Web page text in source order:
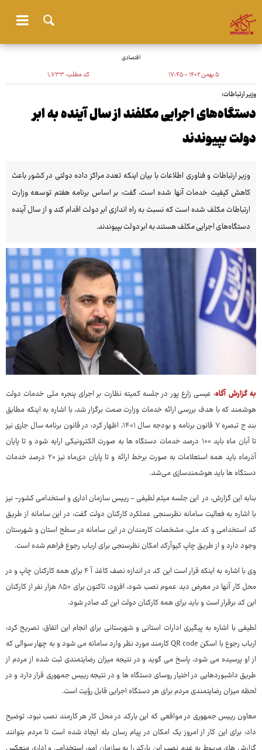
اقتصادی
۵ بهمن ۱۴۰۲ - ۱۷:۴۵ کد مطلب:۱٬۷۳۳
وزیر ارتباطات:
دستگاه‌های اجرایی مکلفند از سال آینده به ابر
دولت بپیوندند
وزیر ارتباطات و فناوری اطلاعات با بیان اینکه تعدد مراکز داده دولتی در کشور باعث
کاهش کیفیت خدمات آنها شده است، گفت: بر اساس برنامه هفتم توسعه وزارت
ارتباطات مکلف شده است که نسبت به راه اندازی ابر دولت اقدام کند و از سال آینده
دستگاه‌های اجرایی مکلف هستند به ابر دولت بپیوندند.
به گزارش آگاه: عیسی زارع پور در جلسه کمیته نظارت بر اجرای پنجره ملی خدمات دولت
هوشمند که با هدف بررسی ارائه خدمات وزارت صمت برگزار شد، با اشاره به اینکه مطابق
بند ج تبصره ۷ قانون برنامه و بودجه سال ۱۴۰۱، اظهار کرد: در قانون برنامه سال جاری نیز
تا آبان ماه باید ۱۰۰ درصد خدمات دستگاه ها به صورت الکترونیکی ارایه شود و تا پایان
آذرماه باید همه استعلامات به صورت برخط ارائه و تا پایان دی‌ماه نیز ۲۰ درصد خدمات
دستگاه ها باید هوشمندسازی می‌شد.
بنابه این گزارش، در این جلسه میثم لطیفی - رییس سازمان اداری و استخدامی کشور- نیز
با اشاره به فعالیت سامانه نظرسنجی عملکرد کارکنان دولت گفت: در این سامانه از طریق
کد استخدامی و کد ملی، مشخصات کارمندان در این سامانه در سطح استان و شهرستان
وجود دارد و از طریق چاپ کیوآرکد امکان نظرسنجی برای ارباب رجوع فراهم شده است.
وی با اشاره به اینکه قرار است این کد در اندازه نصف کاغذ آ ۴ برای همه کارکنان چاپ و در
محل کار آنها در معرض دید عموم نصب شود، افزود: تاکنون برای ۸۵۰ هزار نفر از کارکنان
این کد برقرار است و باید برای همه کارکنان دولت این کد صادر شود.
لطیفی با اشاره به پیگیری ادارات استانی و شهرستانی برای انجام این اتفاق، تصریح کرد:
ارباب رجوع با اسکن QR code کارمند مورد نظر وارد سامانه می شود و به چهار سوالی که
از او پرسیده می شود، پاسخ می گوید و در نتیجه میزان رضایتمندی ثبت شده از مردم از
طریق داشبوردهایی در اختیار روسای دستگاه ها و در نتیجه رییس جمهوری قرار دارد و در
لحظه میزان رضایتمندی مردم برای هر دستگاه اجرایی قابل رؤیت است.
معاون رییس جمهوری در مواقعی که این بارکد در محل کار هر کارمند نصب نبود، توضیح
داد: برای این کار از امروز یک امکان در پیام رسان بله ایجاد شده است تا مردم بتوانند